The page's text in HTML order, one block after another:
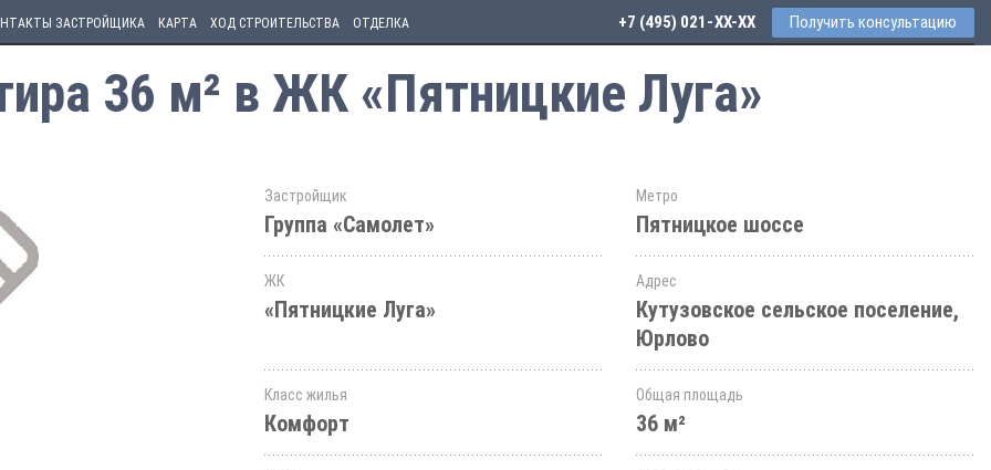
ЗАСТРОЙЩИКА КАРТА ХОД СТРОИТЕЛЬСТВА ОТДЕЛКА +7 (495) 021-41-76 Получить консультацию
36 м² в ЖК «Пятницкие Луга»
Застройщик
Группа «Самолет»
Метро
Пятницкое шоссе
ЖК
«Пятницкие Луга»
Адрес
Кутузовское сельское поселение,
Юрлово
Класс жилья
Комфорт
Общая площадь
36 м²